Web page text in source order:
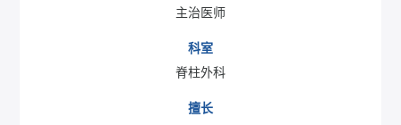
主治医师
科室
脊柱外科
擅长